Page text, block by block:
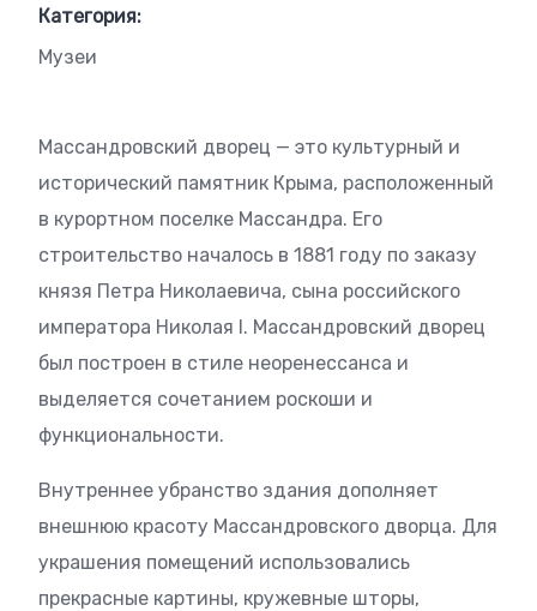
Категория:
Музеи
Массандровский дворец — это культурный и
исторический памятник Крыма, расположенный
в курортном поселке Массандра. Его
строительство началось в 1881 году по заказу
князя Петра Николаевича, сына российского
императора Николая I. Массандровский дворец
был построен в стиле неоренессанса и
выделяется сочетанием роскоши и
функциональности.
Внутреннее убранство здания дополняет
внешнюю красоту Массандровского дворца. Для
украшения помещений использовались
прекрасные картины, кружевные шторы,